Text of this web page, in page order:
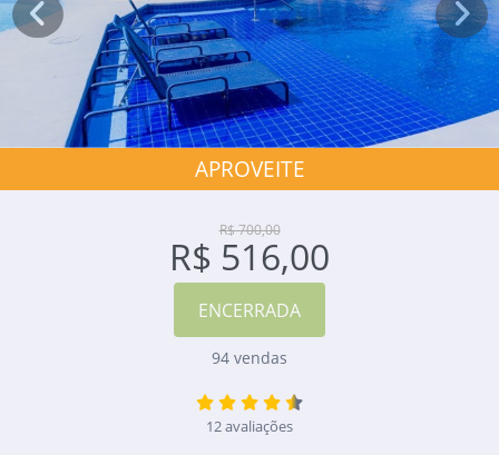
Previous Next
APROVEITE
R$ 700,00
R$ 516,00
94 vendas
12 avaliações